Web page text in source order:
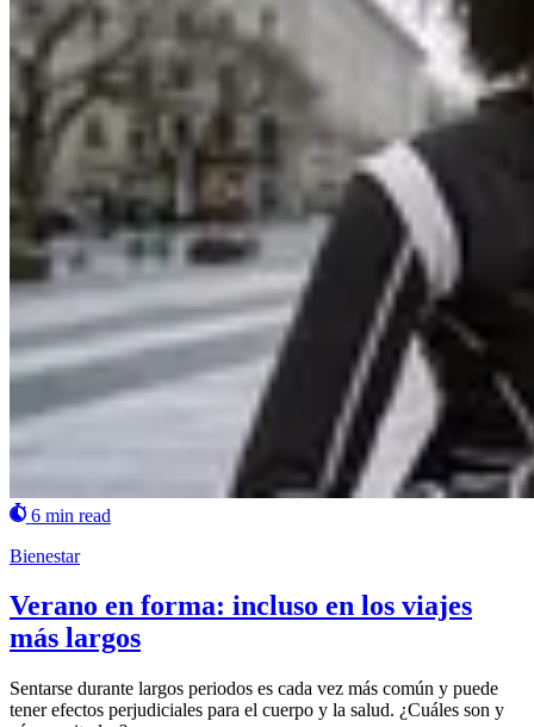
6 min read
Bienestar
Verano en forma: incluso en los viajes
más largos
Sentarse durante largos periodos es cada vez más común y puede
tener efectos perjudiciales para el cuerpo y la salud. ¿Cuáles son y